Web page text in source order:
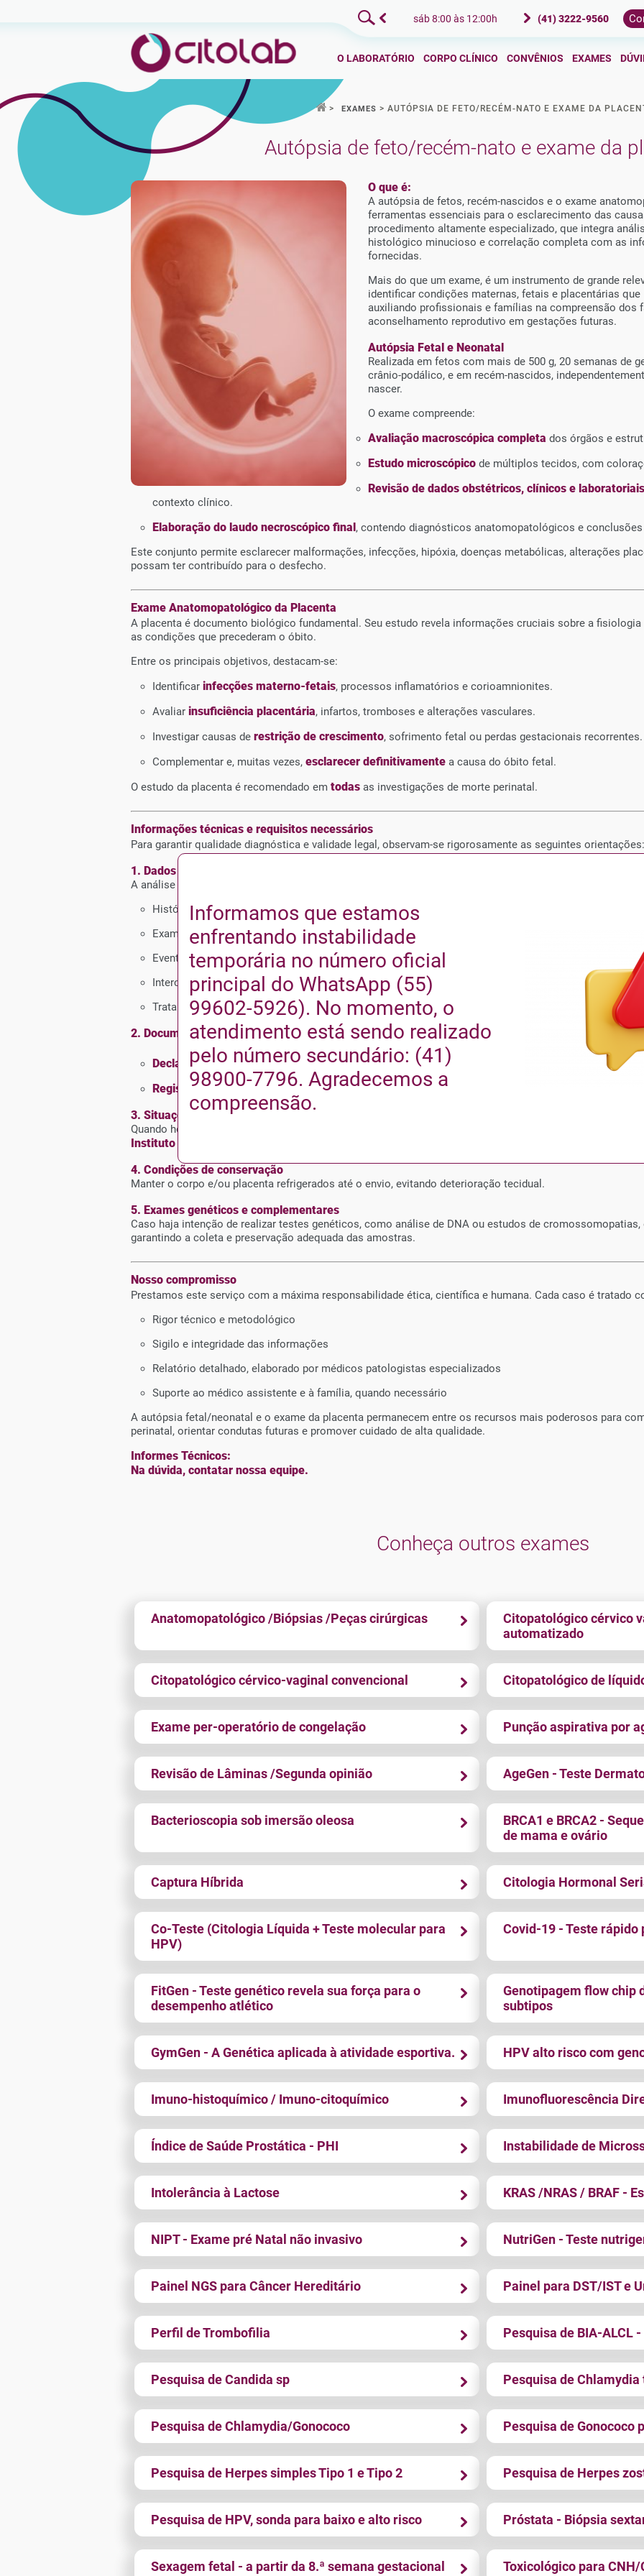
seg à sex das 8:00h às 18:00h sáb 8:00 às 12:00h seg à sex das 8:00h às
(41) 3222-9560
O LABORATÓRIO CORPO CLÍNICO CONVÊNIOS EXAMES
> EXAMES > AUTÓPSIA DE FETO/RECÉM-NATO E EXAME DA
Autópsia de feto/recém-nato e exame da
O que é:
A autópsia de fetos, recém-nascidos e o exame
ferramentas essenciais para o esclarecimento das
procedimento altamente especializado, que integra
histológico minucioso e correlação completa com as
fornecidas.
Mais do que um exame, é um instrumento de grande
identificar condições maternas, fetais e placentárias
auxiliando profissionais e famílias na compreensão dos
aconselhamento reprodutivo em gestações futuras.
Autópsia Fetal e Neonatal
Realizada em fetos com mais de 500 g, 20 semanas de
crânio-podálico, e em recém-nascidos,
nascer.
O exame compreende:
Avaliação macroscópica completa dos órgãos e
Estudo microscópico de múltiplos tecidos, com
Revisão de dados obstétricos, clínicos e laboratoriais
contexto clínico.
Elaboração do laudo necroscópico final , contendo diagnósticos anatomopatológicos e
Este conjunto permite esclarecer malformações, infecções, hipóxia, doenças metabólicas, alterações
possam ter contribuído para o desfecho.
Exame Anatomopatológico da Placenta
A placenta é documento biológico fundamental. Seu estudo revela informações cruciais sobre a
as condições que precederam o óbito.
Entre os principais objetivos, destacam-se:
Identificar infecções materno-fetais, processos inflamatórios e corioamnionites.
Avaliar insuficiência placentária, infartos, tromboses e alterações vasculares.
Investigar causas de restrição de crescimento, sofrimento fetal ou perdas gestacionais recorrentes.
Complementar e, muitas vezes, esclarecer definitivamente a causa do óbito fetal.
O estudo da placenta é recomendado em todas as investigações de morte perinatal.
Informações técnicas e requisitos necessários
Para garantir qualidade diagnóstica e validade legal, observam-se rigorosamente as seguintes orientações:
1. Dados clínicos obrigatórios
A análise somente atinge seu potencial quando acompanhada de informações completas sobre:
História obstétrica
Exames laboratoriais e ultrassonográficos
Eventos do parto
Intercorrências maternas e fetais
Tratamentos institucionais recentes
2. Documentação necessária
Declaração de Óbito (todas as vias)para natimortos com > 500 g, > 20 semanas ou ≥ 25 cm.
Registro de Nascimento e/ou Declaração de Nascido Vivo
3. Situações que requerem avaliação pelo IML
Quando houver dúvida quanto à possibilidade de evento violento, falha assistencial, ou circunstâncias
Instituto Médico-Legal
4. Condições de conservação
Manter o corpo e/ou placenta refrigerados até o envio, evitando deterioração tecidual.
5. Exames genéticos e complementares
Caso haja intenção de realizar testes genéticos, como análise de DNA ou estudos de
garantindo a coleta e preservação adequada das amostras.
Nosso compromisso
Prestamos este serviço com a máxima responsabilidade ética, científica e humana. Cada caso é tratado
Rigor técnico e metodológico
Sigilo e integridade das informações
Relatório detalhado, elaborado por médicos patologistas especializados
Suporte ao médico assistente e à família, quando necessário
A autópsia fetal/neonatal e o exame da placenta permanecem entre os recursos mais poderosos para
perinatal, orientar condutas futuras e promover cuidado de alta qualidade.
Informes Técnicos:
Na dúvida, contatar nossa equipe.
Conheça outros exames
Anatomopatológico /Biópsias /Peças cirúrgicas
Citopatológico cérvico
automatizado
Citopatológico cérvico-vaginal convencional Citopatológico de
Exame per-operatório de congelação Punção aspirativa por
Revisão de Lâminas /Segunda opinião AgeGen - Teste
Bacterioscopia sob imersão oleosa
BRCA1 e BRCA2 -
de mama e ovário
Captura Híbrida Citologia Hormonal
Co-Teste (Citologia Líquida + Teste molecular para
HPV)
Covid-19 - Teste rápido
FitGen - Teste genético revela sua força para o
desempenho atlético
Genotipagem flow chip
subtipos
GymGen - A Genética aplicada à atividade esportiva. HPV alto risco com
Imuno-histoquímico / Imuno-citoquímico Imunofluorescência
Índice de Saúde Prostática - PHI Instabilidade de
Intolerância à Lactose KRAS /NRAS / BRAF -
NIPT - Exame pré Natal não invasivo NutriGen - Teste
Painel NGS para Câncer Hereditário Painel para DST/IST e
Perfil de Trombofilia Pesquisa de BIA-ALCL
Pesquisa de Candida sp Pesquisa de
Pesquisa de Chlamydia/Gonococo Pesquisa de Gonococo
Pesquisa de Herpes simples Tipo 1 e Tipo 2 Pesquisa de Herpes
Pesquisa de HPV, sonda para baixo e alto risco Próstata - Biópsia
Sexagem fetal - a partir da 8.ª semana gestacional Toxicológico para CNH/
Informamos que estamos
enfrentando instabilidade
temporária no número oficial
principal do WhatsApp (55)
99602-5926). No momento, o
atendimento está sendo realizado
pelo número secundário: (41)
98900-7796. Agradecemos a
compreensão.